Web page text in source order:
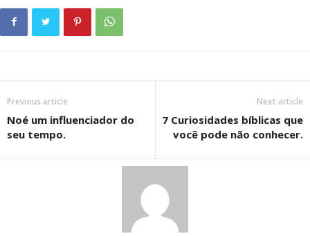
Previous article
Noé um influenciador do
seu tempo.
Next article
7 Curiosidades bíblicas que
você pode não conhecer.